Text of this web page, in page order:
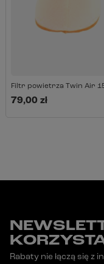
Filtr powietrza Twin Air
79,00 zł
Rabaty nie łączą się z